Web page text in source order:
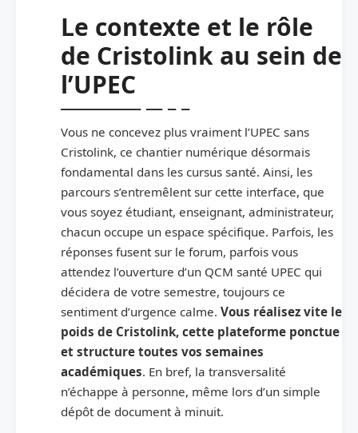
Le contexte et le rôle
de Cristolink au sein de
l’UPEC
Vous ne concevez plus vraiment l’UPEC sans
Cristolink, ce chantier numérique désormais
fondamental dans les cursus santé. Ainsi, les
parcours s’entremêlent sur cette interface, que
vous soyez étudiant, enseignant, administrateur,
chacun occupe un espace spécifique. Parfois, les
réponses fusent sur le forum, parfois vous
attendez l’ouverture d’un QCM santé UPEC qui
décidera de votre semestre, toujours ce
sentiment d’urgence calme. Vous réalisez vite le
poids de Cristolink, cette plateforme ponctue
et structure toutes vos semaines
académiques. En bref, la transversalité
n’échappe à personne, même lors d’un simple
dépôt de document à minuit.